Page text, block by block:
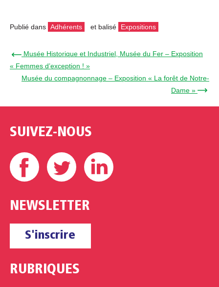
Publié dans Adhérents et balisé Expositions
← Musée Historique et Industriel, Musée du Fer – Exposition
« Femmes d’exception ! »
Musée du compagnonnage – Exposition « La forêt de Notre-
Dame » →
SUIVEZ-NOUS
Facebook Twitter
NEWSLETTER
S'inscrire
RUBRIQUES